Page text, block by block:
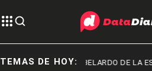
TEMAS DE HOY:ABELARDO DE LA